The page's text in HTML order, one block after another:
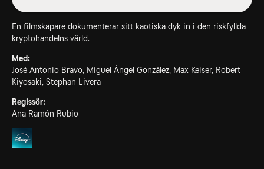
En filmskapare dokumenterar sitt kaotiska dyk in i den riskfyllda
kryptohandelns värld.
Med:
José Antonio Bravo, Miguel Ángel González, Max Keiser, Robert
Kiyosaki, Stephan Livera
Regissör:
Ana Ramón Rubio